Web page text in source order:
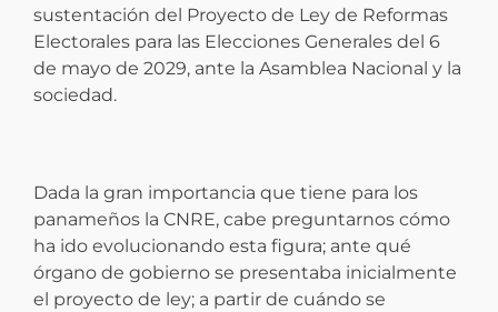
sustentación del Proyecto de Ley de Reformas
Electorales para las Elecciones Generales del 6
de mayo de 2029, ante la Asamblea Nacional y la
sociedad.
Dada la gran importancia que tiene para los
panameños la CNRE, cabe preguntarnos cómo
ha ido evolucionando esta figura; ante qué
órgano de gobierno se presentaba inicialmente
el proyecto de ley; a partir de cuándo se